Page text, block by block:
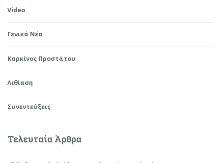
Video
Γενικά Νέα
Καρκίνος Προστάτου
Λιθίαση
Συνεντεύξεις
Τελευταία Άρθρα